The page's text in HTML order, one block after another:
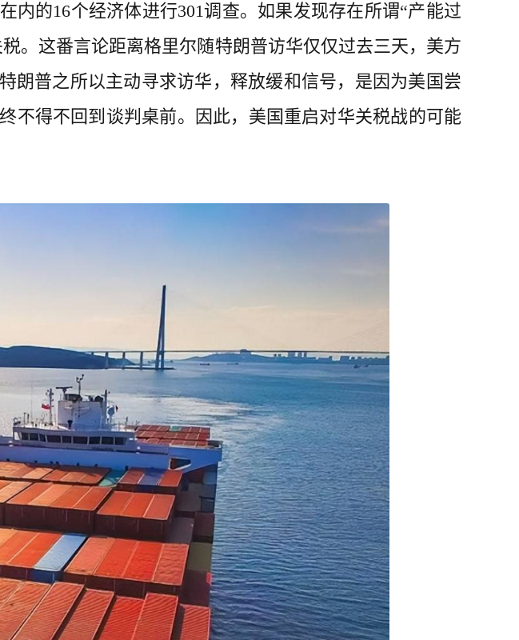
内的16个经济体进行301调查。如果发现存在所谓“产能过
。这番言论距离格里尔随特朗普访华仅仅过去三天，美方
朗普之所以主动寻求访华，释放缓和信号，是因为美国尝
不得不回到谈判桌前。因此，美国重启对华关税战的可能